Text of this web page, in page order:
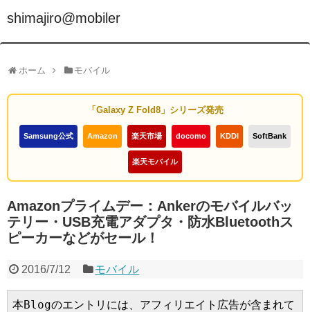
shimajiro@mobiler
ホーム モバイル
「Galaxy Z Fold8」シリーズ発売
Samsung公式 Amazon 楽天市場 docomo KDDI SoftBank
楽天モバイル
Amazonプライムデー：Ankerのモバイルバッ
テリー・USB充電アダプタ・防水Bluetoothス
ピーカーなどがセール！
2016/7/12 モバイル
本Blogのエントリには、アフィリエイト広告が含まれて